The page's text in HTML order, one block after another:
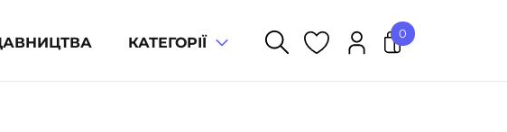
КАТЕГОРІЇ
0
У кошику немає товарів.